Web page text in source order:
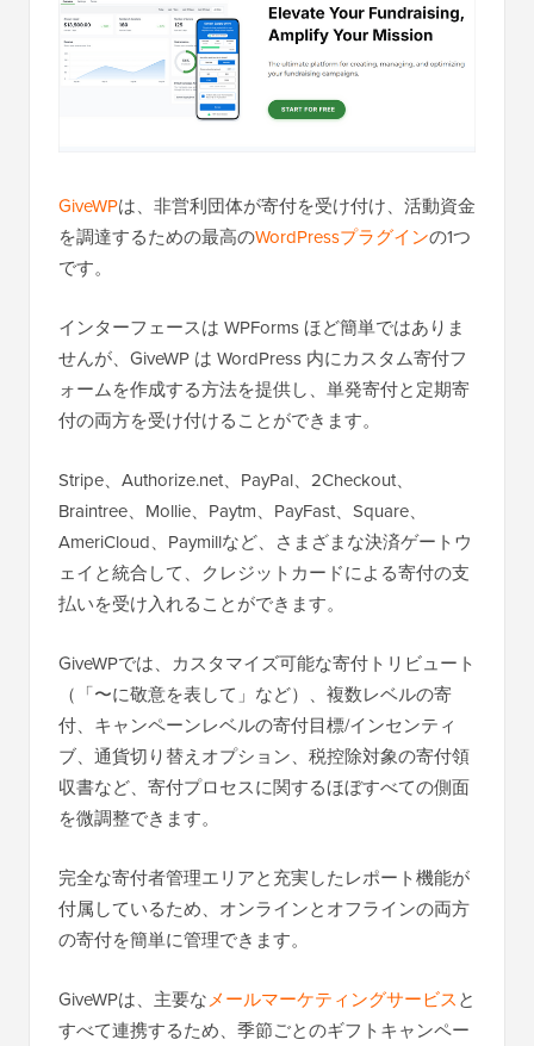
GiveWPは、非営利団体が寄付を受け付け、活動資金
を調達するための最高のWordPressプラグインの1つ
です。
インターフェースは WPForms ほど簡単ではありま
せんが、GiveWP は WordPress 内にカスタム寄付フ
ォームを作成する方法を提供し、単発寄付と定期寄
付の両方を受け付けることができます。
Stripe、Authorize.net、PayPal、2Checkout、
Braintree、Mollie、Paytm、PayFast、Square、
AmeriCloud、Paymillなど、さまざまな決済ゲートウ
ェイと統合して、クレジットカードによる寄付の支
払いを受け入れることができます。
GiveWPでは、カスタマイズ可能な寄付トリビュート
（「〜に敬意を表して」など）、複数レベルの寄
付、キャンペーンレベルの寄付目標/インセンティ
ブ、通貨切り替えオプション、税控除対象の寄付領
収書など、寄付プロセスに関するほぼすべての側面
を微調整できます。
完全な寄付者管理エリアと充実したレポート機能が
付属しているため、オンラインとオフラインの両方
の寄付を簡単に管理できます。
GiveWPは、主要なメールマーケティングサービスと
すべて連携するため、季節ごとのギフトキャンペー